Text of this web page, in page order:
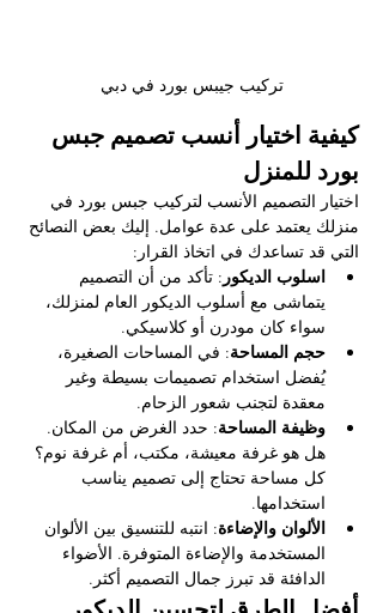
تركيب جيبس بورد في دبي
كيفية اختيار أنسب تصميم جبس
بورد للمنزل
اختيار التصميم الأنسب لتركيب جبس بورد في
منزلك يعتمد على عدة عوامل. إليك بعض النصائح
التي قد تساعدك في اتخاذ القرار:
اسلوب الديكور : تأكد من أن التصميم
يتماشى مع أسلوب الديكور العام لمنزلك،
سواء كان مودرن أو كلاسيكي.
حجم المساحة: في المساحات الصغيرة،
يُفضل استخدام تصميمات بسيطة وغير
معقدة لتجنب شعور الزحام.
وظيفة المساحة: حدد الغرض من المكان.
هل هو غرفة معيشة، مكتب، أم غرفة نوم؟
كل مساحة تحتاج إلى تصميم يناسب
استخدامها.
الألوان والإضاءة: انتبه للتنسيق بين الألوان
المستخدمة والإضاءة المتوفرة. الأضواء
الدافئة قد تبرز جمال التصميم أكثر.